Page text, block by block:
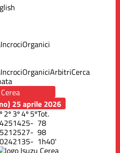
IncrociOrganici
IncrociOrganiciArbitriCerca
25 aprile 2026
2º3º4º5ºTot.
251425- 78
212527- 98
242135- 1h40'